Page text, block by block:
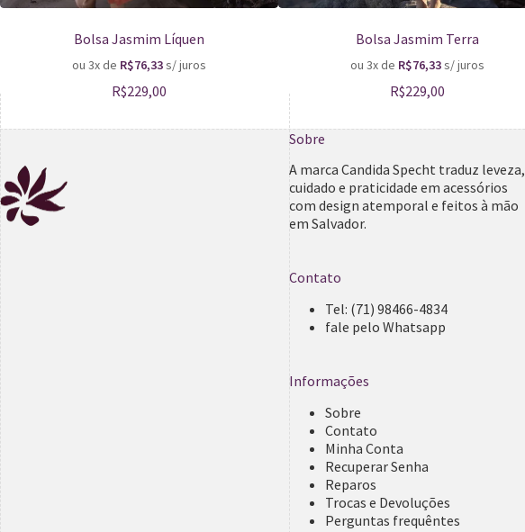
Bolsa Jasmim Líquen
ou 3x de R$76,33s/ juros
R$229,00
Bolsa Jasmim Terra
ou 3x de R$76,33s/ juros
R$229,00
Sobre
A marca Candida Specht traduz leveza,
cuidado e praticidade em acessórios
com design atemporal e feitos à mão
em Salvador.
Contato
Tel: (71) 98466-4834
fale pelo Whatsapp
Informações
Sobre
Contato
Minha Conta
Recuperar Senha
Reparos
Trocas e Devoluções
Perguntas frequêntes